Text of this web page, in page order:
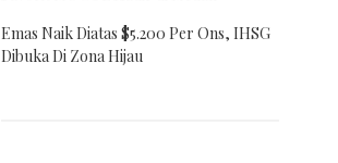
Emas Naik Diatas $5.200 Per Ons, IHSG
Dibuka Di Zona Hijau